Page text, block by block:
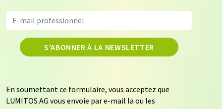
S'ABONNER À LA NEWSLETTER
En soumettant ce formulaire, vous acceptez que
LUMITOS AG vous envoie par e-mail la ou les